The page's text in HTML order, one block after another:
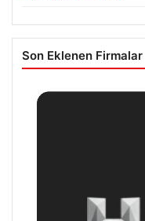
Son Eklenen Firmalar